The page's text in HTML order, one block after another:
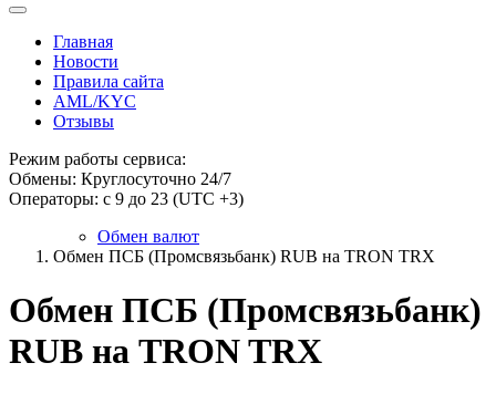
Главная
Новости
Правила сайта
AML/KYC
Отзывы
Режим работы сервиса:
Обмены: Круглосуточно 24/7
Операторы: с 9 до 23 (UTC +3)
Обмен валют
Обмен ПСБ (Промсвязьбанк) RUB на TRON TRX
Обмен ПСБ (Промсвязьбанк)
RUB на TRON TRX